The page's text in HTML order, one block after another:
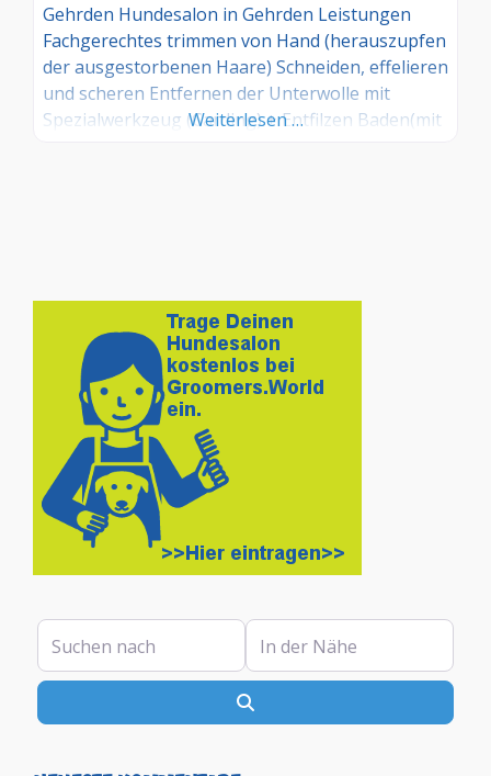
Gehrden Hundesalon in Gehrden Leistungen
Fachgerechtes trimmen von Hand (herauszupfen
der ausgestorbenen Haare) Schneiden, effelieren
und scheren Entfernen der Unterwolle mit
Spezialwerkzeug (Carding) + Entfilzen Baden(mit
Weiterlesen …
Suchen nach In der Nähe